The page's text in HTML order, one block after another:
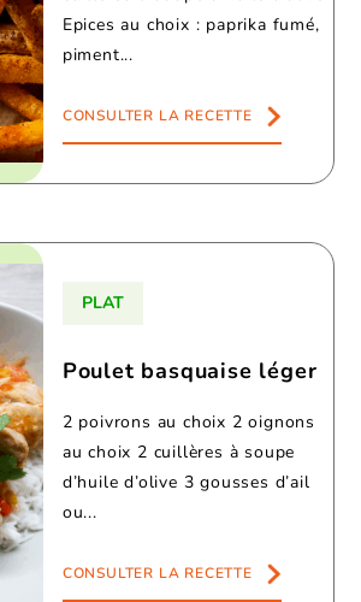
Epices au choix : paprika fumé,
piment...
CONSULTER LA RECETTE
PLAT
Poulet basquaise léger
2 poivrons au choix 2 oignons
au choix 2 cuillères à soupe
d’huile d’olive 3 gousses d’ail
ou...
CONSULTER LA RECETTE